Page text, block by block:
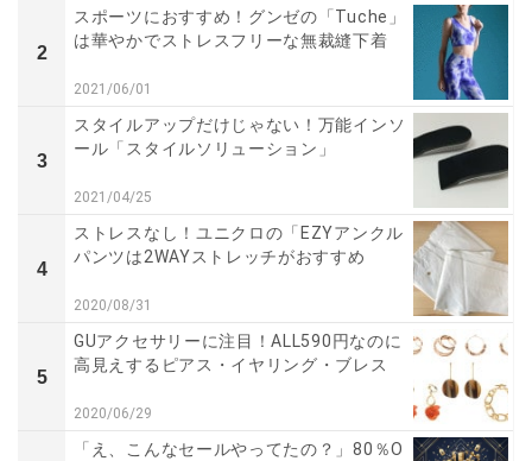
2
スポーツにおすすめ！グンゼの「Tuche」
は華やかでストレスフリーな無裁縫下着
2021/06/01
3
スタイルアップだけじゃない！万能インソ
ール「スタイルソリューション」
2021/04/25
4
ストレスなし！ユニクロの「EZYアンクル
パンツは2WAYストレッチがおすすめ
2020/08/31
5
GUアクセサリーに注目！ALL590円なのに
高見えするピアス・イヤリング・ブレス
2020/06/29
「え、こんなセールやってたの？」80％O